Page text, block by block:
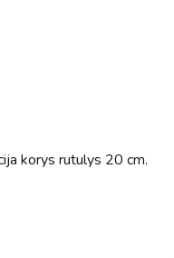
korys rutulys 20 cm.